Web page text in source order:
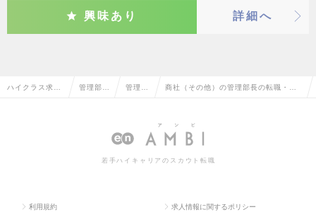
興味あり 詳細へ
ハイクラス求人 管理部門 管理部 商社（その他）の管理部長の転職・求
若手ハイキャリアのスカウト転職
利用規約 求人情報に関するポリシー